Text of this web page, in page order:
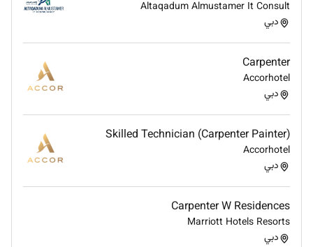
Altaqadum Almustamer It Consult
دبي
Carpenter
Accorhotel
دبي
Skilled Technician (Carpenter Painter)
Accorhotel
دبي
Carpenter W Residences
Marriott Hotels Resorts
دبي